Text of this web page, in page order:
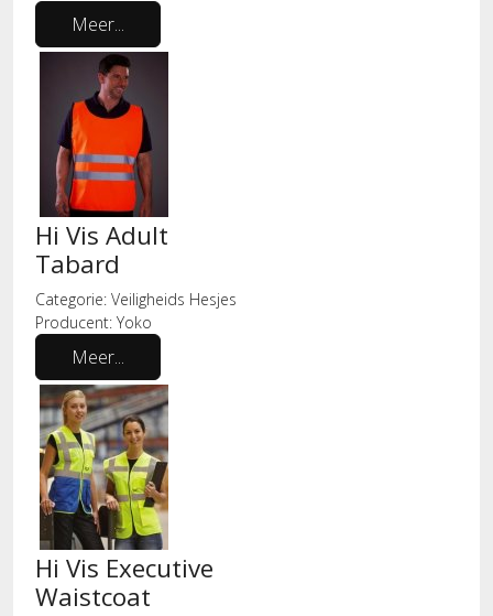
Meer...
Hi Vis Adult
Tabard
Categorie: Veiligheids Hesjes
Producent: Yoko
Meer...
Hi Vis Executive
Waistcoat